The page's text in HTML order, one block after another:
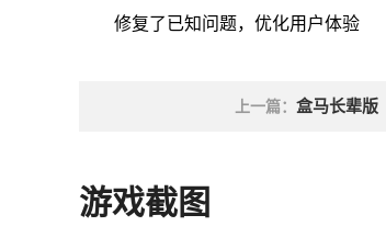
修复了已知问题，优化用户体验
上一篇： 盒马长辈版
游戏截图